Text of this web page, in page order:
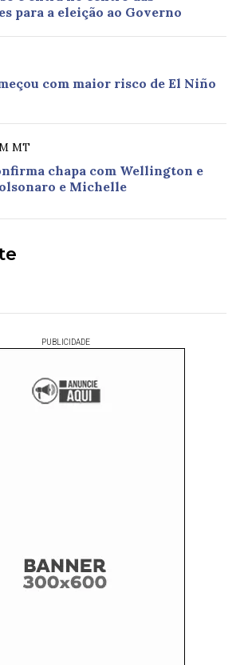
para a eleição ao Governo
com maior risco de El Niño
MT
chapa com Wellington e
e Michelle
PUBLICIDADE